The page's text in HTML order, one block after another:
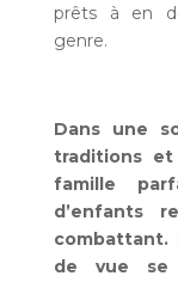
prêts à en
genre.
Dans une
traditions
famille
d’enfants
de vue se